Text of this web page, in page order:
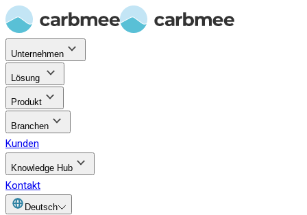
Unternehmen
Lösung
Produkt
Branchen
Kunden
Knowledge Hub
Kontakt
Deutsch